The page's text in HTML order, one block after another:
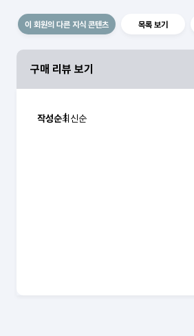
이 회원의 다른 지식 콘텐츠 목록 보기
구매 리뷰 보기
작성순최신순